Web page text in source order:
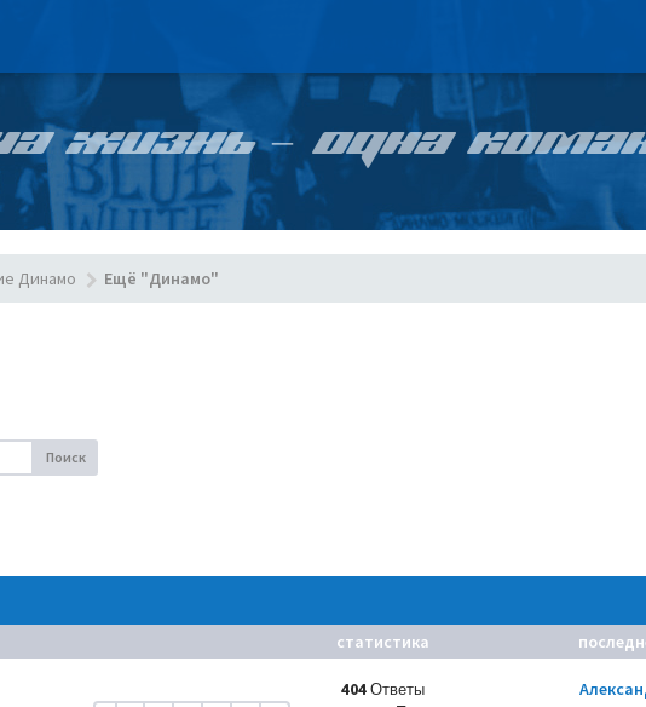
ЖИЗНЬ – ОДНА
Динамо Ещё "Динамо"
Поиск
статистика
404 Ответы